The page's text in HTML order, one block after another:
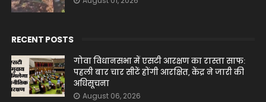
RECENT POSTS
गोवा विधानसभा में एसटी आरक्षण का रास्ता साफ:
पहली बार चार सीटें होंगी आरक्षित, केंद्र ने जारी की
अधिसूचना
August 06, 2026